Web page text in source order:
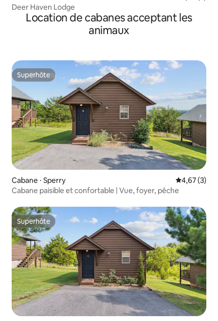
Deer Haven Lodge
Location de cabanes acceptant les
animaux
Superhôte
Superhôte
Cabane ⋅ Sperry Évaluation
4,67 (3)
Cabane paisible et confortable | Vue, foyer, pêche
Superhôte
Superhôte